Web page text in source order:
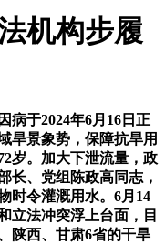
机构步履
于2024年6月16日正
旱景象势，保障抗旱用
岁。加大下泄流量，政
长、党组陈政高同志，
时令灌溉用水。6月14
立法冲突浮上台面，目
陕西、甘肃6省的干旱